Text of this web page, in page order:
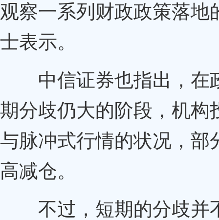
观察一系列财政政策落地
士表示。
中信证券也指出，在
期分歧仍大的阶段，机构
与脉冲式行情的状况，部
高减仓。
不过，短期的分歧并